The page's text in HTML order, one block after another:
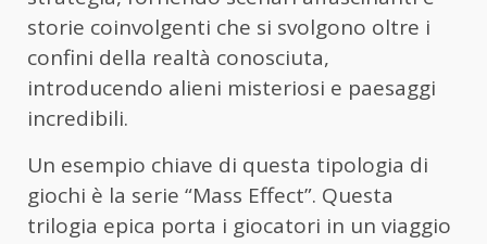
storie coinvolgenti che si svolgono oltre i
confini della realtà conosciuta,
introducendo alieni misteriosi e paesaggi
incredibili.
Un esempio chiave di questa tipologia di
giochi è la serie “Mass Effect”. Questa
trilogia epica porta i giocatori in un viaggio